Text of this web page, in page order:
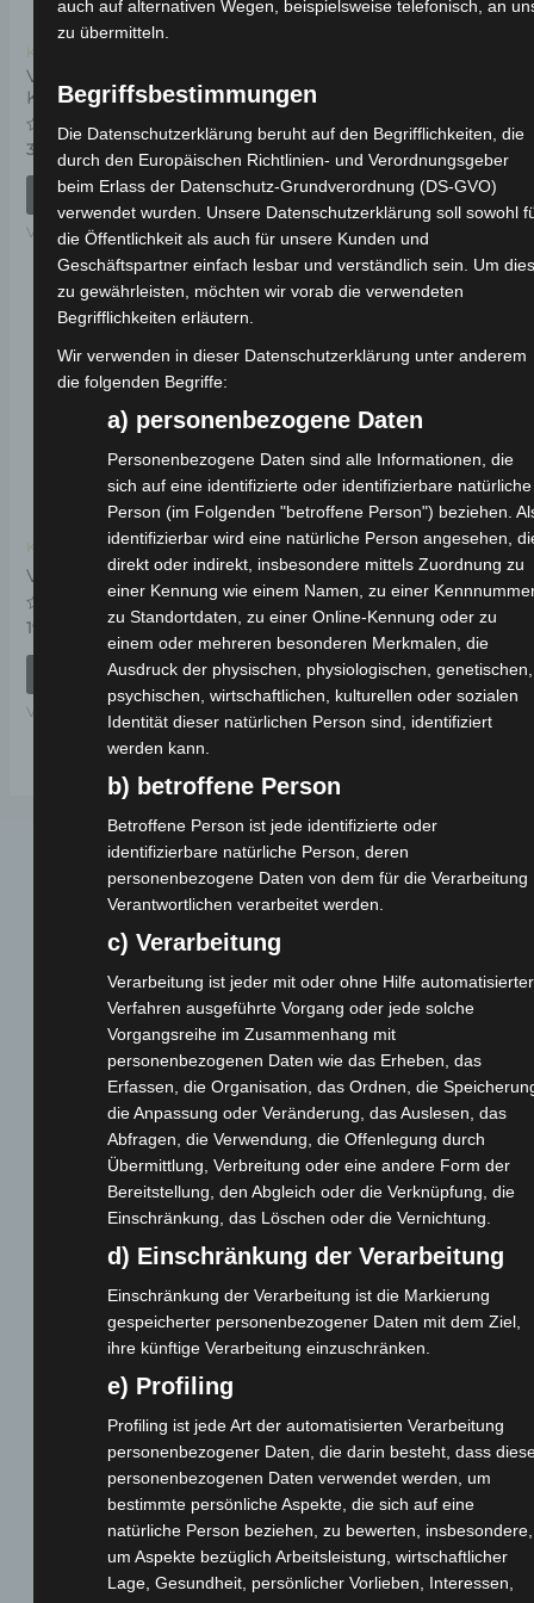
Kostenloser Versand
VS2 HINTERER
KOTFLÜGEL
Bewertet
mit
0
39,00
IN DEN WARENKORB
VS2
STÄNDER
mit
vonIN DEN WARENKORB
VS2
Kostenloser Versand
VS2 SITZSCHLOSSKABEL
Bewertet
0
19,00
IN DEN WARENKORB
VS2
Webseite
Cashback-Aktion
Händler werden
Home
Gemeinsam spenden
Jobs
Reklamation einreichen
Über uns
Produktpalette
Elektro-Chopper
Elektro-Fahrräder
Elektro-Kabinenroller
Elektro-Klappräder
Elektro-Lastendreiräder
Elektro-Roller
auch auf alternativen Wegen, beispielsweise telefonisch, an
zu übermitteln.
Begriffsbestimmungen
Die Datenschutzerklärung beruht auf den Begrifflichkeiten, die
durch den Europäischen Richtlinien- und Verordnungsgeber
beim Erlass der Datenschutz-Grundverordnung (DS-GVO)
verwendet wurden. Unsere Datenschutzerklärung soll sowohl
die Öffentlichkeit als auch für unsere Kunden und
Geschäftspartner einfach lesbar und verständlich sein. Um
zu gewährleisten, möchten wir vorab die verwendeten
Begrifflichkeiten erläutern.
Wir verwenden in dieser Datenschutzerklärung unter anderem
die folgenden Begriffe:
a) personenbezogene Daten
Personenbezogene Daten sind alle Informationen, die
sich auf eine identifizierte oder identifizierbare natürliche
Person (im Folgenden "betroffene Person") beziehen.
identifizierbar wird eine natürliche Person angesehen,
direkt oder indirekt, insbesondere mittels Zuordnung zu
einer Kennung wie einem Namen, zu einer
zu Standortdaten, zu einer Online-Kennung oder zu
einem oder mehreren besonderen Merkmalen, die
Ausdruck der physischen, physiologischen, genetischen,
psychischen, wirtschaftlichen, kulturellen oder sozialen
Identität dieser natürlichen Person sind, identifiziert
werden kann.
b) betroffene Person
Betroffene Person ist jede identifizierte oder
identifizierbare natürliche Person, deren
personenbezogene Daten von dem für die Verarbeitung
Verantwortlichen verarbeitet werden.
c) Verarbeitung
Verarbeitung ist jeder mit oder ohne Hilfe automatisierter
Verfahren ausgeführte Vorgang oder jede solche
Vorgangsreihe im Zusammenhang mit
personenbezogenen Daten wie das Erheben, das
Erfassen, die Organisation, das Ordnen, die
die Anpassung oder Veränderung, das Auslesen, das
Abfragen, die Verwendung, die Offenlegung durch
Übermittlung, Verbreitung oder eine andere Form der
Bereitstellung, den Abgleich oder die Verknüpfung, die
Einschränkung, das Löschen oder die Vernichtung.
d) Einschränkung der Verarbeitung
Einschränkung der Verarbeitung ist die Markierung
gespeicherter personenbezogener Daten mit dem Ziel,
ihre künftige Verarbeitung einzuschränken.
e) Profiling
Profiling ist jede Art der automatisierten Verarbeitung
personenbezogener Daten, die darin besteht, dass
personenbezogenen Daten verwendet werden, um
bestimmte persönliche Aspekte, die sich auf eine
natürliche Person beziehen, zu bewerten, insbesondere,
um Aspekte bezüglich Arbeitsleistung, wirtschaftlicher
Lage, Gesundheit, persönlicher Vorlieben, Interessen,